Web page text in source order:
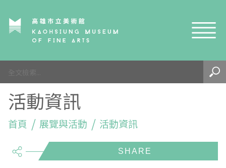
網站導覽
參觀資訊
參觀須知
開館時間
環境介紹
展覽與活動
展覽資訊
典藏與研究
活動資訊
首頁 展覽與活動 活動資訊
share